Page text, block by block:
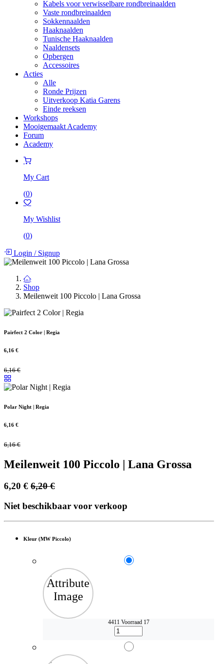
Kabels voor verwisselbare rondbreinaalden
Vaste rondbreinaalden
Sokkennaalden
Haaknaalden
Tunische Haaknaalden
Naaldensets
Opbergen
Accessoires
Acties
Alle
Ronde Prijzen
Uitverkoop Katia Garens
Einde reeksen
Workshops
Mooigemaakt Academy
Forum
Academy
My Cart
(0)
My Wishlist
(0)
Login /Signup
Shop
Meilenweit 100 Piccolo | Lana Grossa
Pairfect 2 Color | Regia
6,16 €
6,16€
Polar Night | Regia
6,16 €
6,16€
Meilenweit 100 Piccolo | Lana Grossa
6,20 € 6,20€
Niet beschikbaar voor verkoop
Kleur (MW Piccolo)
4411 Voorraad 17